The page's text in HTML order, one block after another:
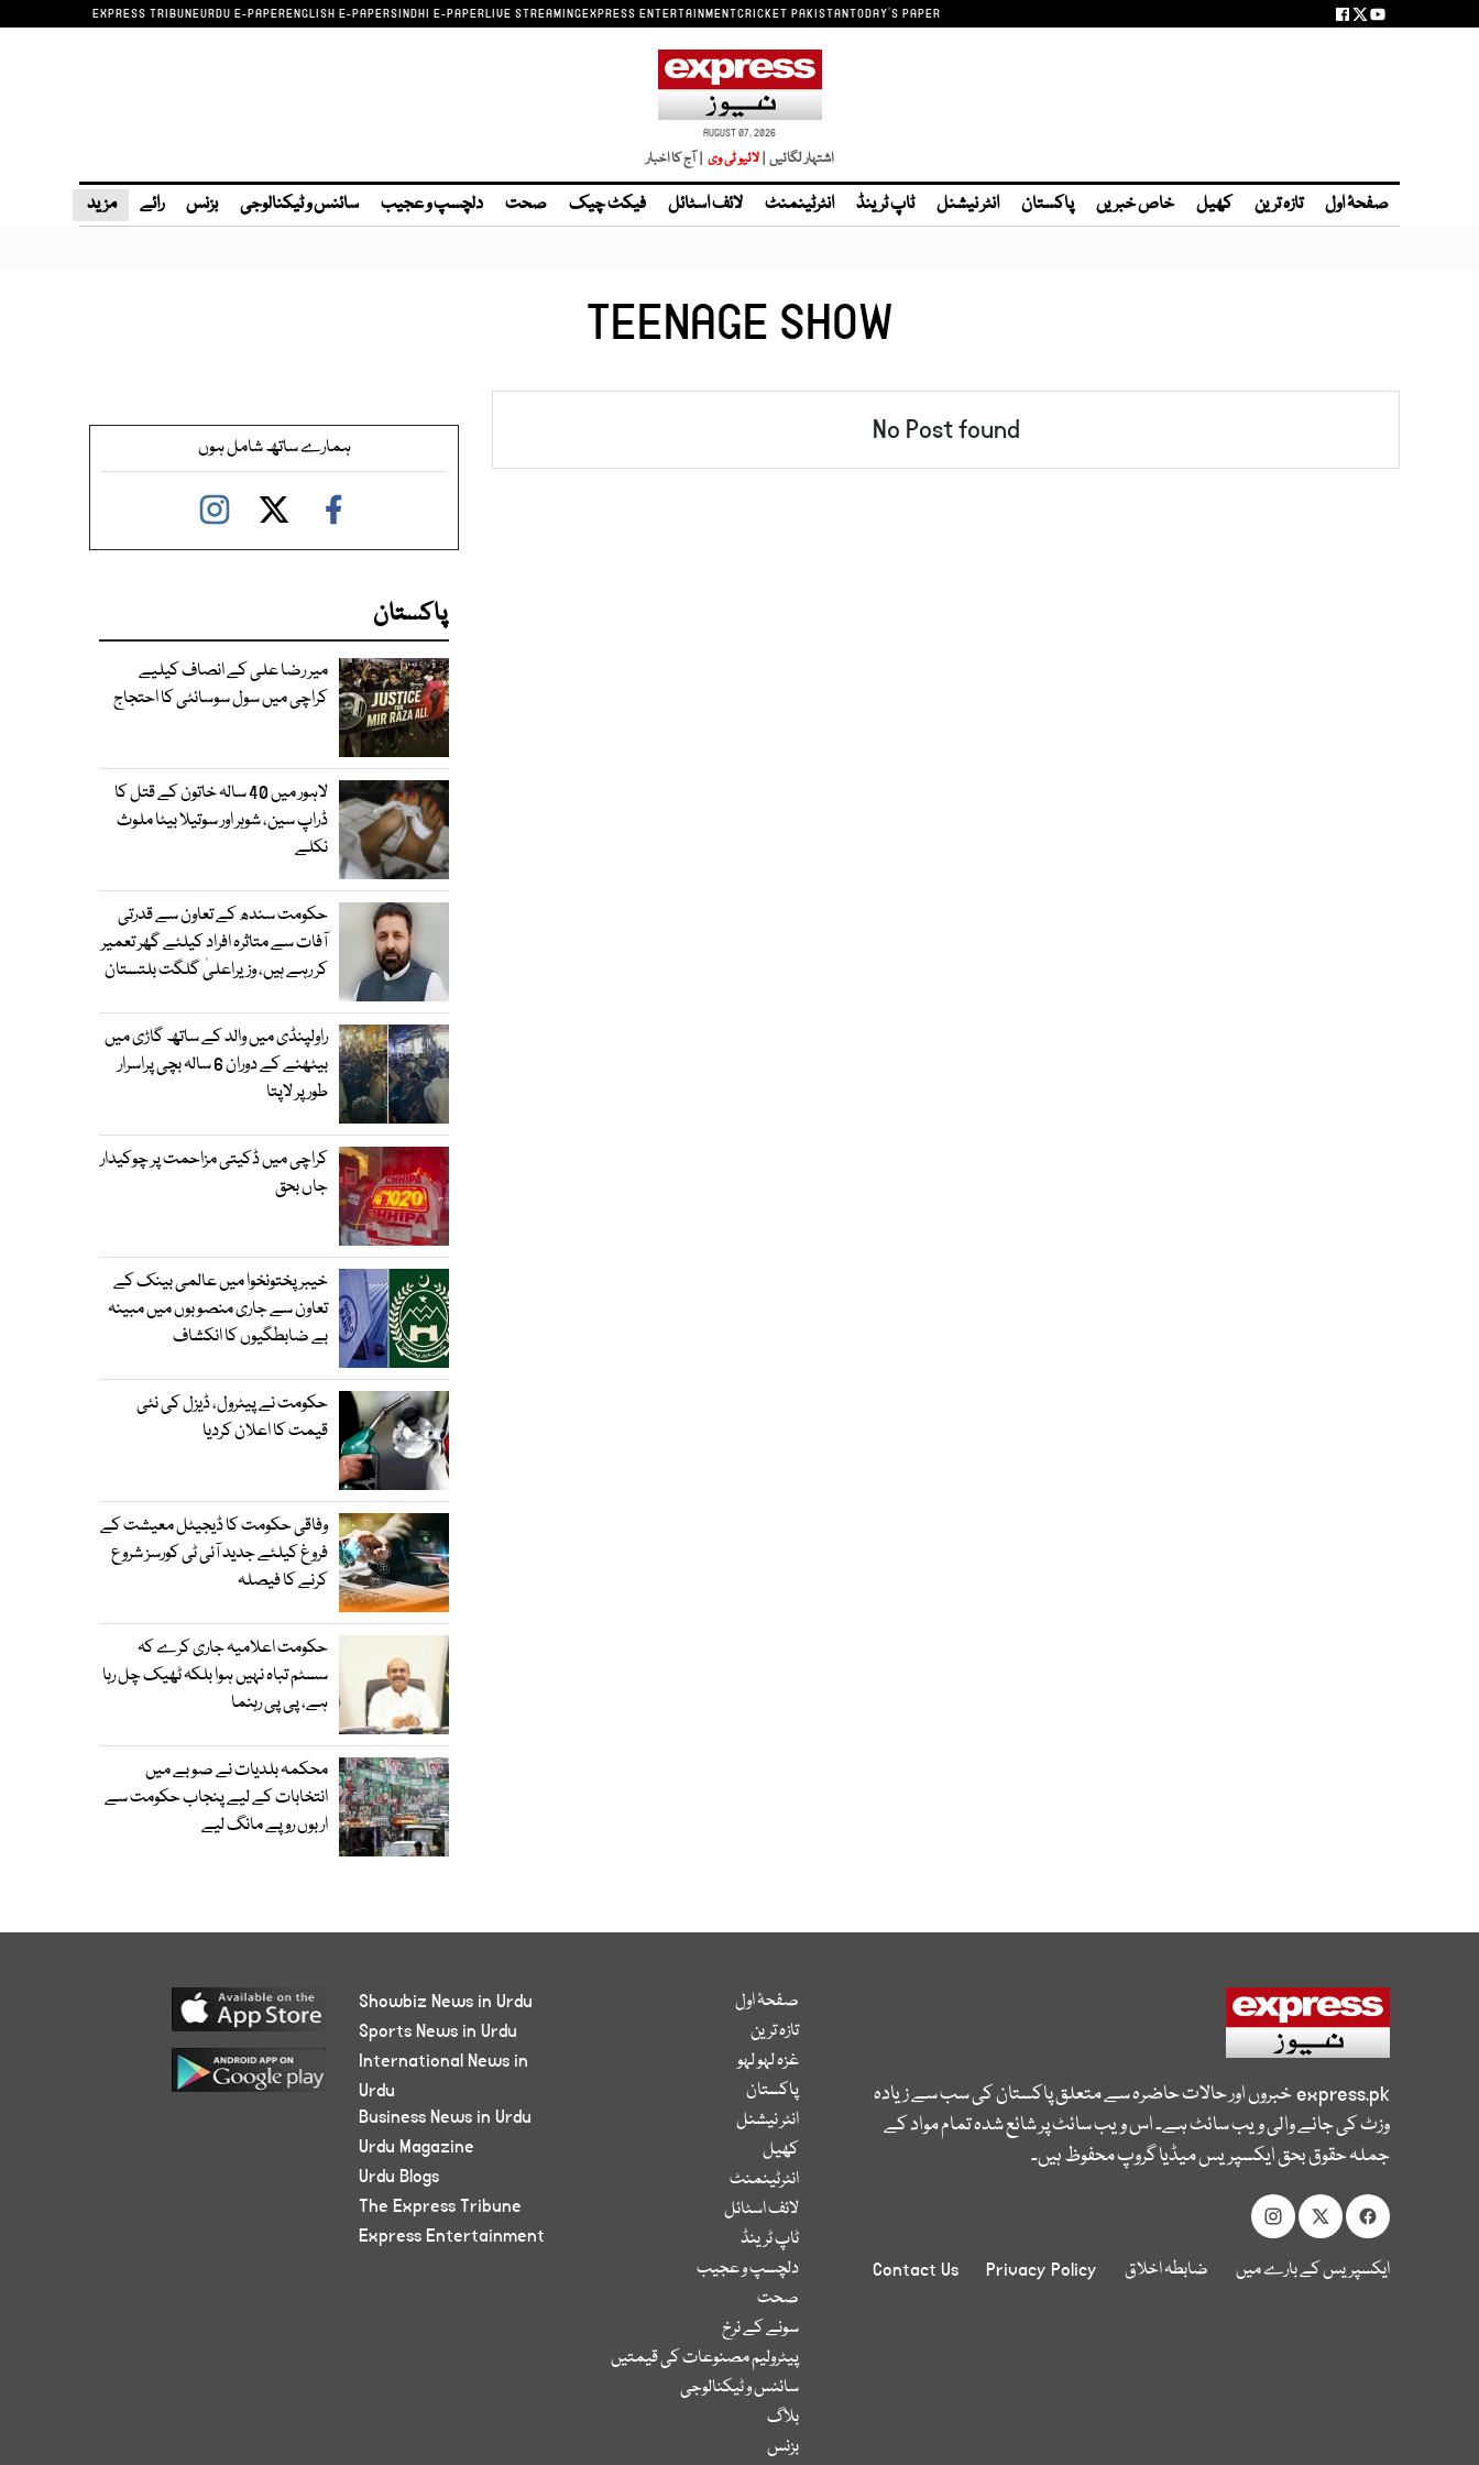
EXPRESS TRIBUNEURDU E-PAPERENGLISH E-PAPERSINDHI E-PAPERLIVE STREAMINGEXPRESS ENTERTAINMENTCRICKET PAKISTANTODAY'S PAPER
AUGUST 07, 2026
اشتہار لگائیں | | آج کا اخبار
صفحۂ اول تازہ ترین کھیل خاص خبریں پاکستان انٹر نیشنل ٹاپ ٹرینڈ انٹرٹینمنٹ لائف اسٹائل فیکٹ چیک صحت دلچسپ و عجیب سائنس و ٹیکنالوجی بزنس رائے مزید
TEENAGE SHOW
No Post found ہمارے ساتھ شامل ہوں
پاکستان
میر رضا علی کے انصاف کیلیے
کراچی میں سول سوسائٹی کا احتجاج
لاہور میں 40 سالہ خاتون کے قتل کا
ڈراپ سین، شوہر اور سوتیلا بیٹا ملوث
نکلے
حکومت سندھ کے تعاون سے قدرتی
آفات سے متاثرہ افراد کیلئے گھر تعمیر
کر رہے ہیں، وزیراعلیٰ گلگت بلتستان
راولپنڈی میں والد کے ساتھ گاڑی میں
بیٹھنے کے دوران 6 سالہ بچی پراسرار
طور پر لاپتا
کراچی میں ڈکیتی مزاحمت پر چوکیدار
جاں بحق
خیبرپختونخوا میں عالمی بینک کے
تعاون سے جاری منصوبوں میں مبینہ
بے ضابطگیوں کا انکشاف
حکومت نے پیٹرول، ڈیزل کی نئی
قیمت کا اعلان کردیا
وفاقی حکومت کا ڈیجیٹل معیشت کے
فروغ کیلئے جدید آئی ٹی کورسز شروع
کرنے کا فیصلہ
حکومت اعلامیہ جاری کرے کہ
سسٹم تباہ نہیں ہوا بلکہ ٹھیک چل رہا
ہے، پی پی رہنما
محکمہ بلدیات نے صوبے میں
انتخابات کے لیے پنجاب حکومت سے
اربوں روپے مانگ لیے
express.pkخبروں اور حالات حاضرہ سے متعلق پاکستان کی سب سے زیادہ
وزٹ کی جانے والی ویب سائٹ ہے۔ اس ویب سائٹ پر شائع شدہ تمام مواد کے
جملہ حقوق بحق ایکسپریس میڈیا گروپ محفوظ ہیں۔
ایکسپریس کے بارے میں ضابطہ اخلاق Privacy Policy
Contact Us
صفحۂ اول
تازہ ترین
غزہ لہو لہو
پاکستان
انٹر نیشنل
کھیل
انٹرٹینمنٹ
لائف اسٹائل
ٹاپ ٹرینڈ
دلچسپ و عجیب
صحت
سونے کے نرخ
پیٹرولیم مصنوعات کی قیمتیں
سائنس و ٹیکنالوجی
بلاگ
بزنس
Showbiz News in Urdu
Sports News in Urdu
International News in
Urdu
Business News in Urdu
Urdu Magazine
Urdu Blogs
The Express Tribune
Express Entertainment